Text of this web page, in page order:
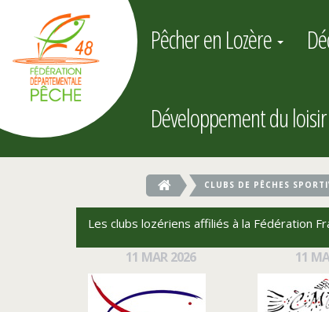
Pêcher en Lozère
Développement du
CLUBS DE PÊCHES
Les clubs lozériens affiliés à la Fédération
11 MAR 2026 11